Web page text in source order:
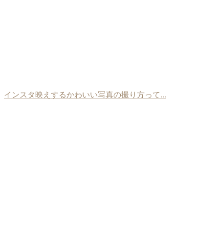
インスタ映えするかわいい写真の撮り方って...